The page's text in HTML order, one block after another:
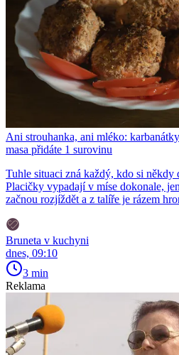
Ani strouhanka, ani mléko:
masa přidáte 1 surovinu
Tuhle situaci zná každý, kdo si někdy
Placičky vypadají v míse dokonale,
začnou rozjíždět a z talíře je rázem
Bruneta v kuchyni
dnes, 09:10
3 min
Reklama